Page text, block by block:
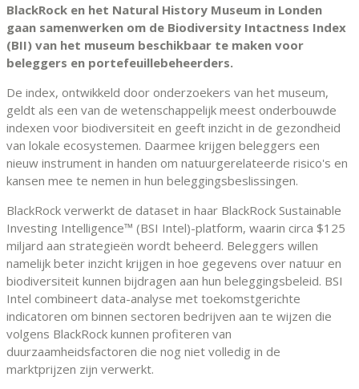
BlackRock en het Natural History Museum in Londen
gaan samenwerken om de Biodiversity Intactness Index
(BII) van het museum beschikbaar te maken voor
beleggers en portefeuillebeheerders.
De index, ontwikkeld door onderzoekers van het museum,
geldt als een van de wetenschappelijk meest onderbouwde
indexen voor biodiversiteit en geeft inzicht in de gezondheid
van lokale ecosystemen. Daarmee krijgen beleggers een
nieuw instrument in handen om natuurgerelateerde risico's en
kansen mee te nemen in hun beleggingsbeslissingen.
BlackRock verwerkt de dataset in haar BlackRock Sustainable
Investing Intelligence™ (BSI Intel)-platform, waarin circa $125
miljard aan strategieën wordt beheerd. Beleggers willen
namelijk beter inzicht krijgen in hoe gegevens over natuur en
biodiversiteit kunnen bijdragen aan hun beleggingsbeleid. BSI
Intel combineert data-analyse met toekomstgerichte
indicatoren om binnen sectoren bedrijven aan te wijzen die
volgens BlackRock kunnen profiteren van
duurzaamheidsfactoren die nog niet volledig in de
marktprijzen zijn verwerkt.